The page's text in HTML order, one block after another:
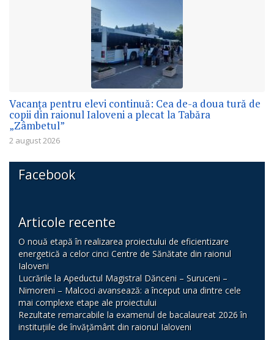
Vacanța pentru elevi continuă: Cea de-a doua tură de
copii din raionul Ialoveni a plecat la Tabăra
„Zâmbetul”
2 august 2026
Facebook
Articole recente
O nouă etapă în realizarea proiectului de eficientizare
energetică a celor cinci Centre de Sănătate din raionul
Ialoveni
Lucrările la Apeductul Magistral Dănceni – Suruceni –
Nimoreni – Malcoci avansează: a început una dintre cele
mai complexe etape ale proiectului
Rezultate remarcabile la examenul de bacalaureat 2026 în
instituțiile de învățământ din raionul Ialoveni